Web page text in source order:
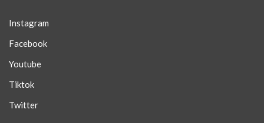
Instagram
Facebook
Youtube
Tiktok
Twitter